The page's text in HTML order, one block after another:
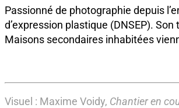
Passionné de photographie depuis
d’expression plastique (DNSEP).
Maisons secondaires inhabitées
Visuel : Maxime Voidy, Chantier en